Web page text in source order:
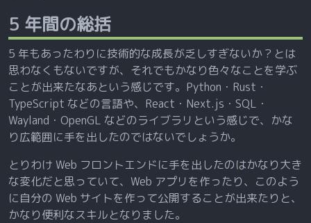
5 年間の総括
5 年もあったわりに技術的な成長が乏しすぎないか？とは
思わなくもないですが、それでもかなり色々なことを学ぶ
ことが出来たなあという感じです。Python・Rust・
TypeScript などの言語や、React・Next.js・SQL・
Wayland・OpenGL などのライブラリという感じで、かな
り広範囲に手を出したのではないでしょうか。
とりわけ Web フロントエンドに手を出したのはかなり大き
な変化だと思っていて、Web アプリを作ったり、このよう
に自分の Web サイトを作って公開することが出来たりと、
かなり便利なスキルとなりました。